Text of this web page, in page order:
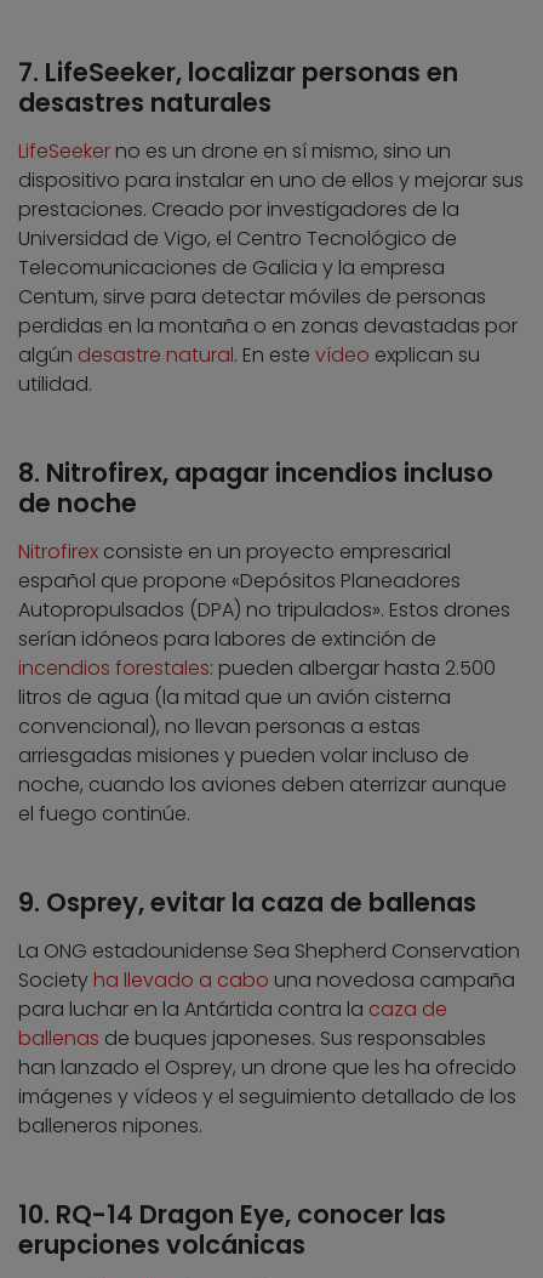
7. LifeSeeker, localizar personas en
desastres naturales
LifeSeeker no es un drone en sí mismo, sino un
dispositivo para instalar en uno de ellos y mejorar sus
prestaciones. Creado por investigadores de la
Universidad de Vigo, el Centro Tecnológico de
Telecomunicaciones de Galicia y la empresa
Centum, sirve para detectar móviles de personas
perdidas en la montaña o en zonas devastadas por
algún desastre natural. En este vídeo explican su
utilidad.
8. Nitrofirex, apagar incendios incluso
de noche
Nitrofirex consiste en un proyecto empresarial
español que propone «Depósitos Planeadores
Autopropulsados (DPA) no tripulados». Estos drones
serían idóneos para labores de extinción de
incendios forestales: pueden albergar hasta 2.500
litros de agua (la mitad que un avión cisterna
convencional), no llevan personas a estas
arriesgadas misiones y pueden volar incluso de
noche, cuando los aviones deben aterrizar aunque
el fuego continúe.
9. Osprey, evitar la caza de ballenas
La ONG estadounidense Sea Shepherd Conservation
Society ha llevado a cabo una novedosa campaña
para luchar en la Antártida contra la caza de
ballenas de buques japoneses. Sus responsables
han lanzado el Osprey, un drone que les ha ofrecido
imágenes y vídeos y el seguimiento detallado de los
balleneros nipones.
10. RQ-14 Dragon Eye, conocer las
erupciones volcánicas